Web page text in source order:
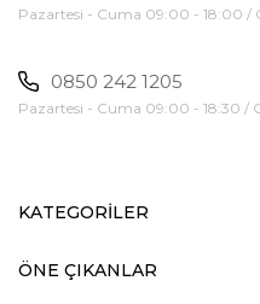
Pazartesi - Cuma 09:00 - 18:00 /
0850 242 1205
Pazartesi - Cuma 09:00 - 18:30 /
KATEGORİLER
ÖNE ÇIKANLAR